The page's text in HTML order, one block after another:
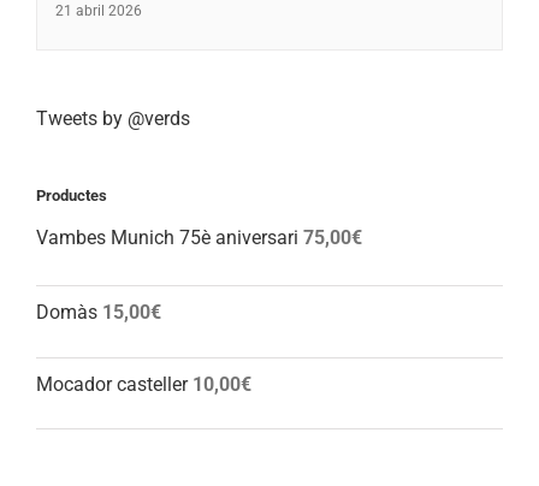
21 abril 2026
Tweets by @verds
Productes
Vambes Munich 75è aniversari 75,00€
Domàs 15,00€
Mocador casteller 10,00€